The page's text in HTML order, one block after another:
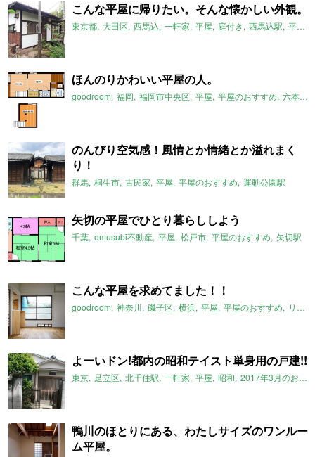
こんな平屋に帰りたい。そんな懐かしい外観。
東京都 大田区 西馬込 一軒家 平屋 庭付き 西馬込駅 平屋のおすすめ
ほんのりかわいい平屋の人。
goodroom 福岡 福岡市中央区 平屋 平屋のおすすめ 六本松駅
のんびり空気感！風情とか情緒とか溢れまく
り！
群馬 桐生市 古民家 平屋 平屋のおすすめ 運動公園駅
矢切の平屋でひとり暮らししよう
千葉 omusubi不動産 平屋 松戸市 平屋のおすすめ 矢切駅
こんな平屋を求めてました！！
goodroom 神奈川 磯子区 横浜 平屋 平屋のおすすめ リノベーション
よーいドン!都内の昭和テイスト単身用の戸建!!
東京 足立区 北千住駅 一軒家 平屋 昭和 2017年3月のおすすめ
鴨川のほとりにある、わたしサイズのワンルー
ム平屋。